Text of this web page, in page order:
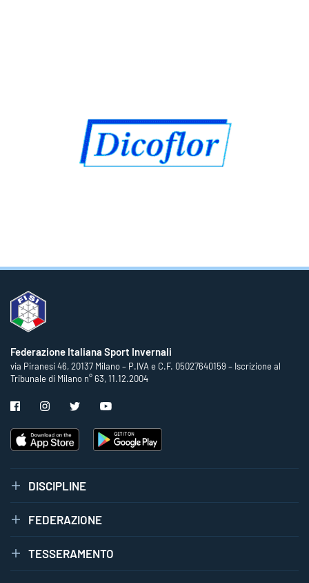
Federazione Italiana Sport Invernali
via Piranesi 46, 20137 Milano – P.IVA e C.F. 05027640159 – Iscrizione al
Tribunale di Milano n° 63, 11.12.2004
DISCIPLINE
FEDERAZIONE
TESSERAMENTO